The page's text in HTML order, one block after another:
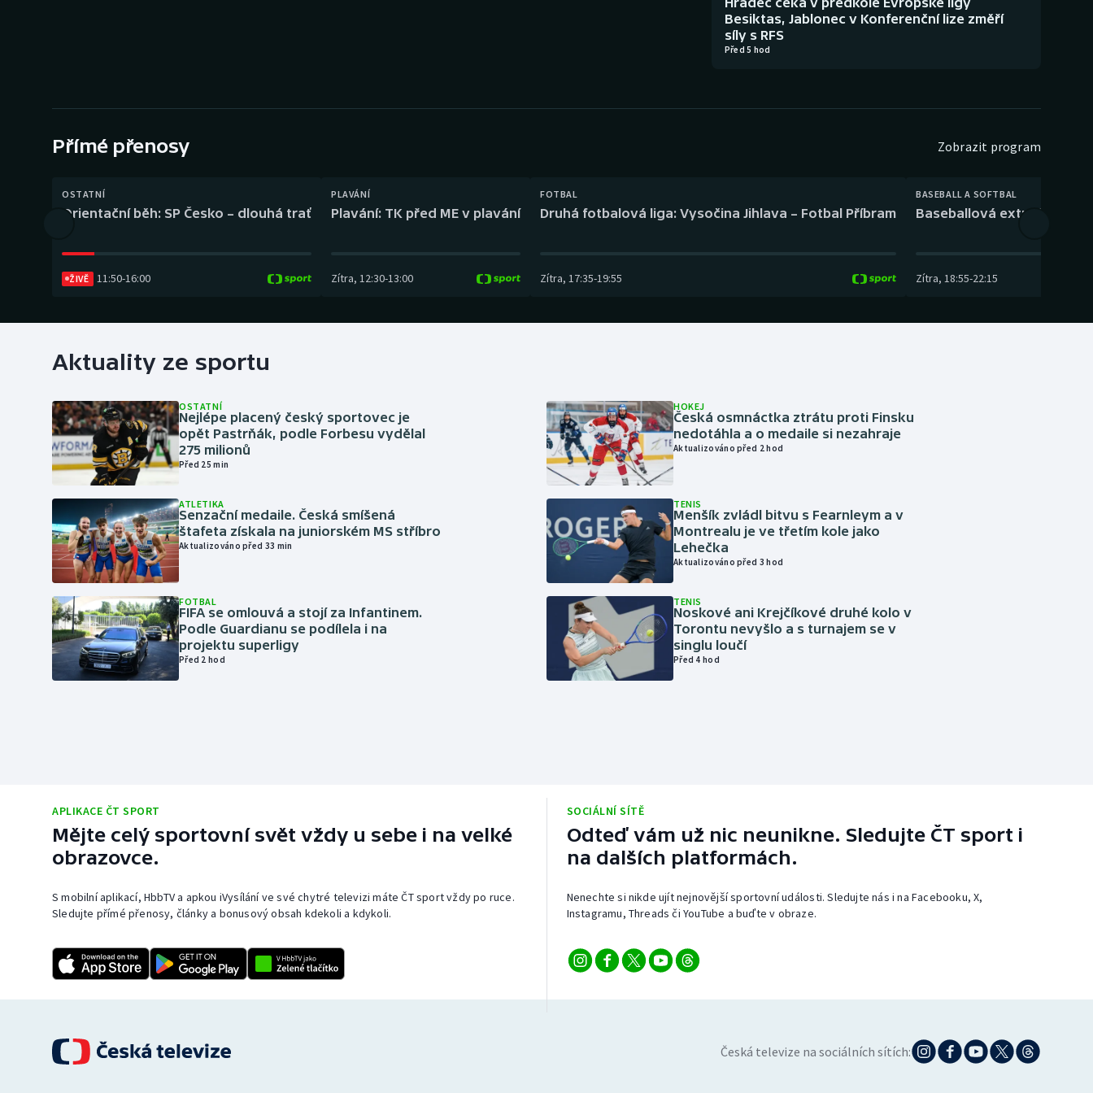
Besiktas, Jablonec v Konferenční lize změří
síly s RFS
Před 5 hod
Přímé přenosy Zobrazit program
OSTATNÍ
Orientační běh: SP Česko – dlouhá trať
ŽIVĚ 11:50-16:00
PLAVÁNÍ
Plavání: TK před ME v plavání
Zítra, 12:30-13:00
FOTBAL
Druhá fotbalová liga: Vysočina Jihlava – Fotbal Příbram
Zítra, 17:35-19:55
BASEBALL A SOFTBAL
Baseballová extraliga:
Zítra, 18:55-22:15
Aktuality ze sportu
OSTATNÍ
Nejlépe placený český sportovec je
opět Pastrňák, podle Forbesu vydělal
275 milionů
Před 25 min
ATLETIKA
Senzační medaile. Česká smíšená
štafeta získala na juniorském MS stříbro
Aktualizováno před 33 min
FOTBAL
FIFA se omlouvá a stojí za Infantinem.
Podle Guardianu se podílela i na
projektu superligy
Před 2 hod
HOKEJ
Česká osmnáctka ztrátu proti Finsku
nedotáhla a o medaile si nezahraje
Aktualizováno před 2 hod
TENIS
Menšík zvládl bitvu s Fearnleym a v
Montrealu je ve třetím kole jako
Lehečka
Aktualizováno před 3 hod
TENIS
Noskové ani Krejčíkové druhé kolo v
Torontu nevyšlo a s turnajem se v
singlu loučí
Před 4 hod
APLIKACE ČT SPORT
Mějte celý sportovní svět vždy u sebe i na velké
obrazovce.
S mobilní aplikací, HbbTV a apkou iVysílání ve své chytré televizi máte ČT sport vždy po ruce.
Sledujte přímé přenosy, články a bonusový obsah kdekoli a kdykoli.
SOCIÁLNÍ SÍTĚ
Odteď vám už nic neunikne. Sledujte ČT sport i
na dalších platformách.
Nenechte si nikde ujít nejnovější sportovní události. Sledujte nás i na Facebooku, X,
Instagramu, Threads či YouTube a buďte v obraze.
Česká televize na sociálních sítích: